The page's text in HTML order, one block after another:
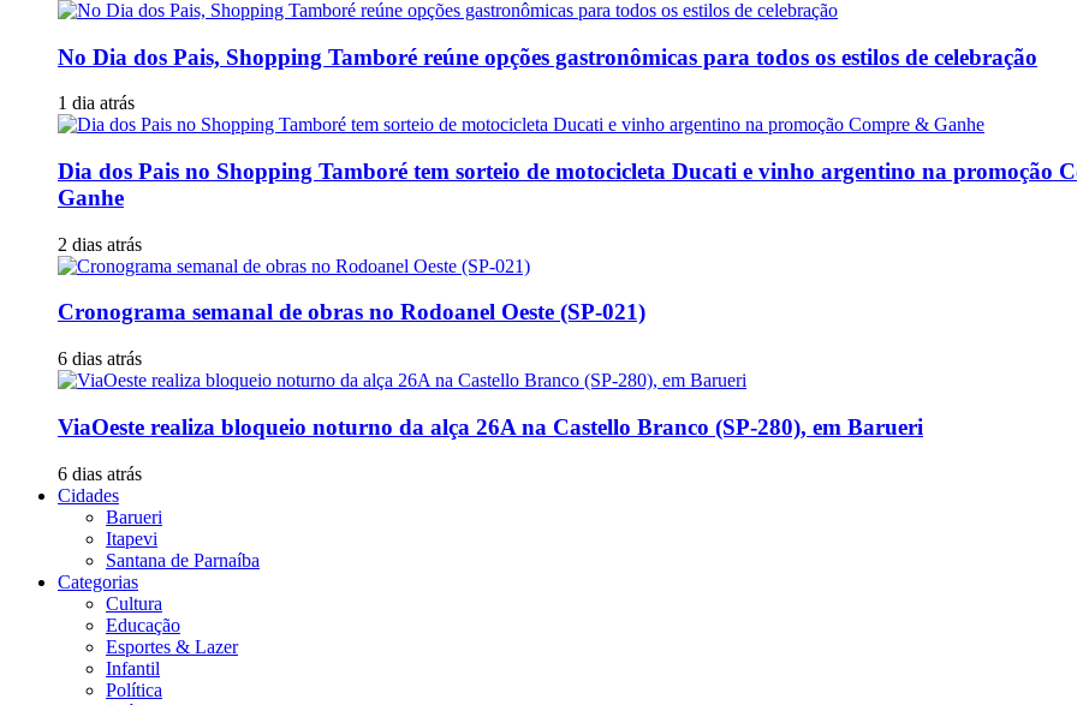
No Dia dos Pais, Shopping Tamboré reúne opções gastronômicas para todos os estilos de celebração
1 dia atrás
Dia dos Pais no Shopping Tamboré tem sorteio de motocicleta Ducati e vinho argentino na promoção
Ganhe
2 dias atrás
Cronograma semanal de obras no Rodoanel Oeste (SP-021)
6 dias atrás
ViaOeste realiza bloqueio noturno da alça 26A na Castello Branco (SP-280), em Barueri
6 dias atrás
Cidades
Barueri
Itapevi
Santana de Parnaíba
Categorias
Cultura
Educação
Esportes & Lazer
Infantil
Política